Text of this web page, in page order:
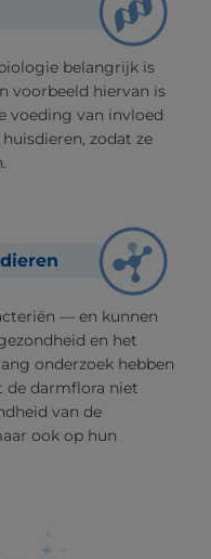
belangrijk is
voorbeeld hiervan is
voeding van invloed
zodat ze
— en kunnen
en het
onderzoek hebben
de darmflora niet
van de
ook op hun